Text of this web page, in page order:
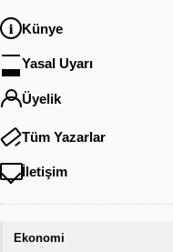
Künye
Yasal Uyarı
Üyelik
Tüm Yazarlar
İletişim
Ekonomi